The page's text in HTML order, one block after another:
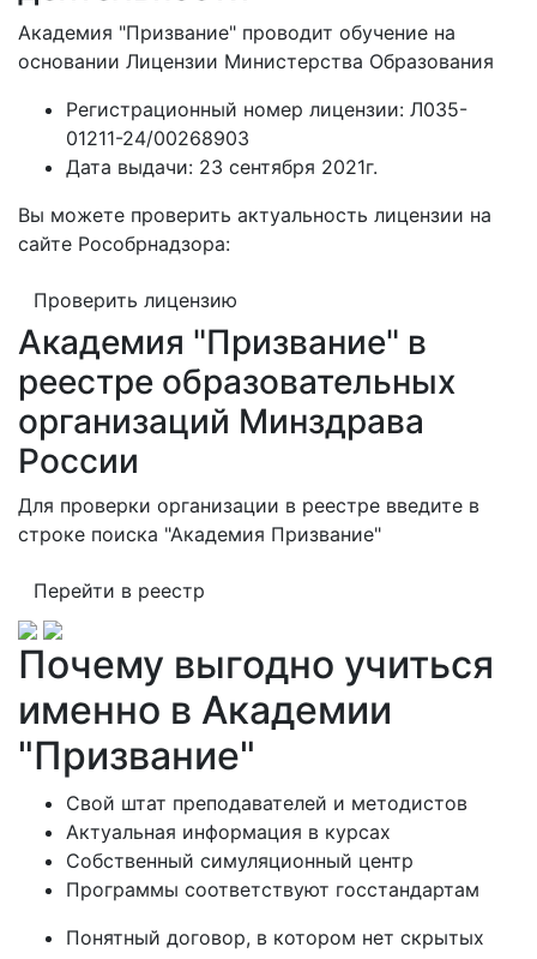
Академия "Призвание" проводит обучение на
основании Лицензии Министерства Образования
Регистрационный номер лицензии: Л035-
01211-24/00268903
Дата выдачи: 23 сентября 2021г.
Вы можете проверить актуальность лицензии на
сайте Рособрнадзора:
Проверить лицензию
Академия "Призвание" в
реестре образовательных
организаций Минздрава
России
Для проверки организации в реестре введите в
строке поиска "Академия Призвание"
Перейти в реестр
Почему выгодно учиться
именно в Академии
"Призвание"
Свой штат преподавателей и методистов
Актуальная информация в курсах
Собственный симуляционный центр
Программы соответствуют госстандартам
Понятный договор, в котором нет скрытых